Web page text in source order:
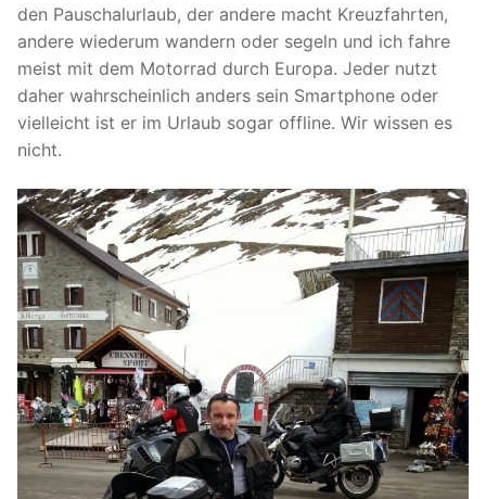
den Pauschalurlaub, der andere macht Kreuzfahrten,
andere wiederum wandern oder segeln und ich fahre
meist mit dem Motorrad durch Europa. Jeder nutzt
daher wahrscheinlich anders sein Smartphone oder
vielleicht ist er im Urlaub sogar offline. Wir wissen es
nicht.